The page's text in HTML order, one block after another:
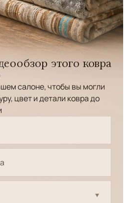
этого ковра
салоне, чтобы вы могли
цвет и детали ковра до